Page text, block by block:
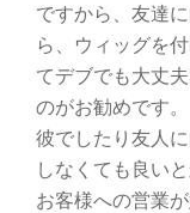
ですから、友達
ら、ウィッグを
てデブでも大丈
のがお勧めです。
彼でしたり友人
しなくても良い
お客様への営業